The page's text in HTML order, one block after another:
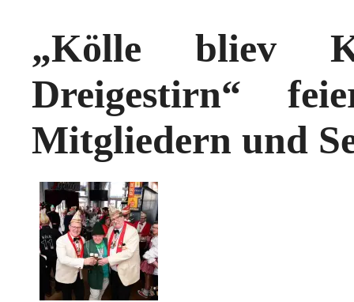
„Kölle bliev
Dreigestirn“
Mitgliedern und